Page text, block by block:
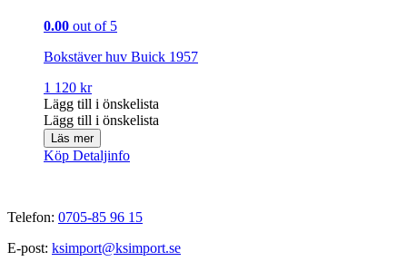
0.00 out of 5
Bokstäver huv Buick 1957
1 120 kr
Lägg till i önskelista
Lägg till i önskelista
Läs mer
Köp Detaljinfo
Telefon: 0705-85 96 15
E-post: ksimport@ksimport.se